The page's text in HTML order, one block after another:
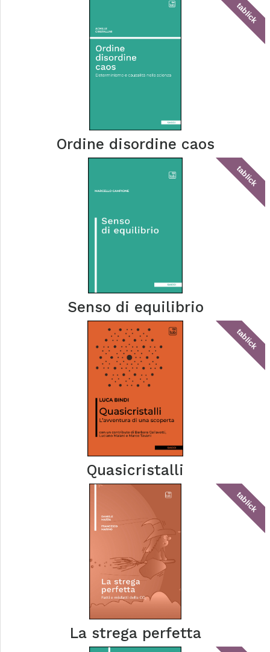
tablick
Ordine disordine caos
tablick
Senso di equilibrio
tablick
Quasicristalli
tablick
La strega perfetta